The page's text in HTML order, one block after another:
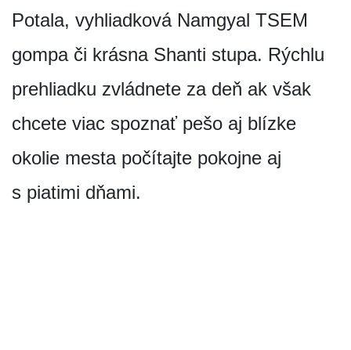
Potala, vyhliadková Namgyal TSEM
gompa či krásna Shanti stupa. Rýchlu
prehliadku zvládnete za deň ak však
chcete viac spoznať pešo aj blízke
okolie mesta počítajte pokojne aj
s piatimi dňami.